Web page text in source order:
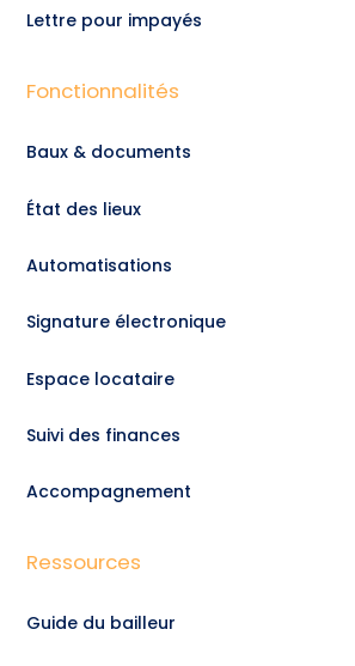
Lettre pour impayés
Fonctionnalités
Baux & documents
État des lieux
Automatisations
Signature électronique
Espace locataire
Suivi des finances
Accompagnement
Ressources
Guide du bailleur